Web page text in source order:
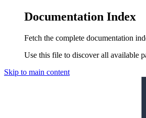
Documentation Index
Fetch the complete documentation
Use this file to discover all available
Skip to main content